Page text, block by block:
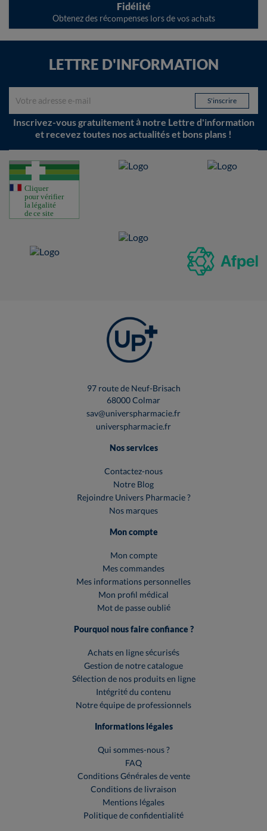
Fidélité
Obtenez des récompenses lors de vos achats
LETTRE D'INFORMATION
Inscrivez-vous gratuitement à notre Lettre d'information
et recevez toutes nos actualités et bons plans !
97 route de Neuf-Brisach
68000 Colmar
sav@universpharmacie.fr
universpharmacie.fr
Nos services
Contactez-nous
Notre Blog
Rejoindre Univers Pharmacie ?
Nos marques
Mon compte
Mon compte
Mes commandes
Mes informations personnelles
Mon profil médical
Mot de passe oublié
Pourquoi nous faire confiance ?
Achats en ligne sécurisés
Gestion de notre catalogue
Sélection de nos produits en ligne
Intégrité du contenu
Notre équipe de professionnels
Informations légales
Qui sommes-nous ?
FAQ
Conditions Générales de vente
Conditions de livraison
Mentions légales
Politique de confidentialité